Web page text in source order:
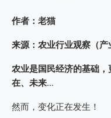
作者：老猫
来源：农业行业观察（产
农业是国民经济的基础
在、未来…
然而，变化正在发生！